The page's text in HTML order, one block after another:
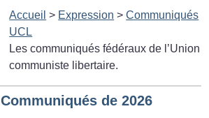
Accueil > Expression >Communiqués
UCL
Les communiqués fédéraux de l’Union
communiste libertaire.
Communiqués de 2026